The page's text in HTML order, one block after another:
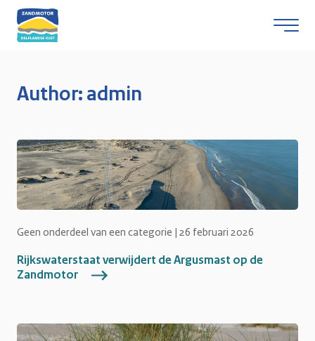
Skip naar content
Author: admin
Geen onderdeel van een categorie | 26 februari 2026
Rijkswaterstaat verwijdert de Argusmast op de
Zandmotor